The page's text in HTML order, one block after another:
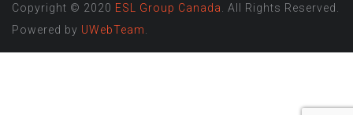
Copyright © 2020 ESL Group Canada
. All Rights Reserved.
Powered by UWebTeam